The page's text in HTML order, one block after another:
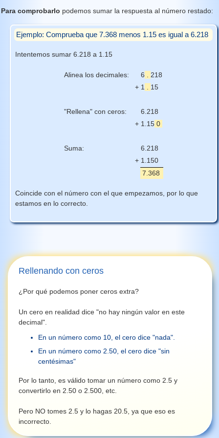
Para comprobarlo podemos sumar la respuesta al número restado:
Ejemplo: Comprueba que 7.368 menos 1.15 es igual a 6.218
Intentemos sumar 6.218 a 1.15
Alinea los decimales: 6
218
+ 1 15
"Rellena" con ceros:
6.218
+ 1.15 0
Suma:
6.218
+ 1.150
7.368
Coincide con el número con el que empezamos, por lo que
estamos en lo correcto.
Rellenando con ceros
¿Por qué podemos poner ceros extra?
Un cero en realidad dice "no hay ningún valor en este
decimal".
En un número como 10, el cero dice "nada".
En un número como 2.50, el cero dice "sin
centésimas"
Por lo tanto, es válido tomar un número como 2.5 y
convertirlo en 2.50 o 2.500, etc.
Pero NO tomes 2.5 y lo hagas 20.5, ya que eso es
incorrecto.